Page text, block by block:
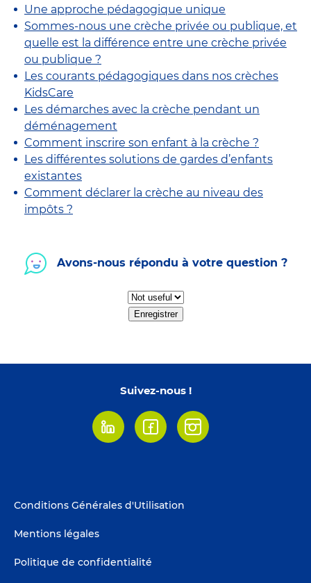
Une approche pédagogique unique
Sommes-nous une crèche privée ou publique, et
quelle est la différence entre une crèche privée
ou publique ?
Les courants pédagogiques dans nos crèches
KidsCare
Les démarches avec la crèche pendant un
déménagement
Comment inscrire son enfant à la crèche ?
Les différentes solutions de gardes d’enfants
existantes
Comment déclarer la crèche au niveau des
impôts ?
Avons-nous répondu à votre question ?
Enregistrer
Suivez-nous !
LinkedinFacebookInstagram
Footer
Conditions Générales d'Utilisation
Mentions légales
Politique de confidentialité